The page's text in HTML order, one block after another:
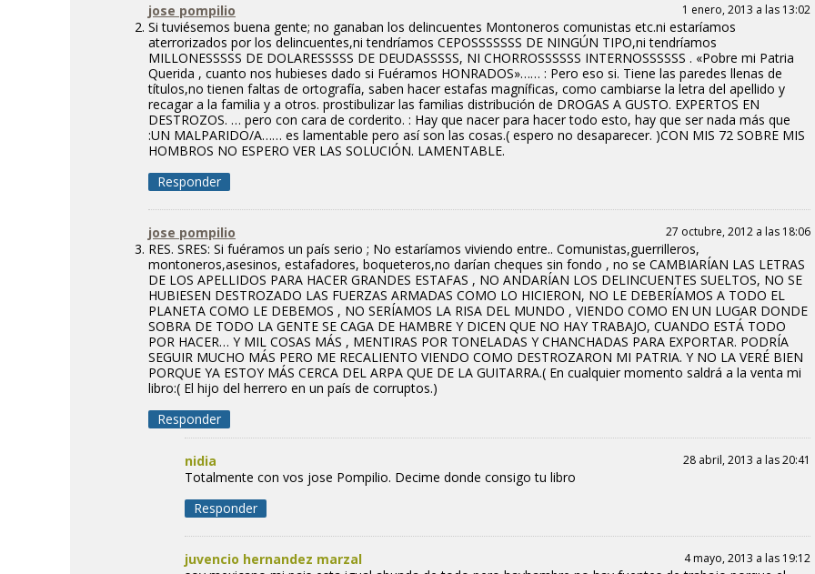
jose pompilio 1 enero, 2013 a las 13:02
Si tuviésemos buena gente; no ganaban los delincuentes Montoneros comunistas etc.ni estaríamos
aterrorizados por los delincuentes,ni tendríamos CEPOSSSSSSS DE NINGÚN TIPO,ni tendríamos
MILLONESSSSS DE DOLARESSSSS DE DEUDASSSSS, NI CHORROSSSSSS INTERNOSSSSSS . «Pobre mi Patria
Querida , cuanto nos hubieses dado si Fuéramos HONRADOS»…… : Pero eso si. Tiene las paredes llenas de
títulos,no tienen faltas de ortografía, saben hacer estafas magníficas, como cambiarse la letra del apellido y
recagar a la familia y a otros. prostibulizar las familias distribución de DROGAS A GUSTO. EXPERTOS EN
DESTROZOS. … pero con cara de corderito. : Hay que nacer para hacer todo esto, hay que ser nada más que
:UN MALPARIDO/A…… es lamentable pero así son las cosas.( espero no desaparecer. )CON MIS 72 SOBRE MIS
HOMBROS NO ESPERO VER LAS SOLUCIÓN. LAMENTABLE.
Responder
jose pompilio 27 octubre, 2012 a las 18:06
RES. SRES: Si fuéramos un país serio ; No estaríamos viviendo entre.. Comunistas,guerrilleros,
montoneros,asesinos, estafadores, boqueteros,no darían cheques sin fondo , no se CAMBIARÍAN LAS LETRAS
DE LOS APELLIDOS PARA HACER GRANDES ESTAFAS , NO ANDARÍAN LOS DELINCUENTES SUELTOS, NO SE
HUBIESEN DESTROZADO LAS FUERZAS ARMADAS COMO LO HICIERON, NO LE DEBERÍAMOS A TODO EL
PLANETA COMO LE DEBEMOS , NO SERÍAMOS LA RISA DEL MUNDO , VIENDO COMO EN UN LUGAR DONDE
SOBRA DE TODO LA GENTE SE CAGA DE HAMBRE Y DICEN QUE NO HAY TRABAJO, CUANDO ESTÁ TODO
POR HACER… Y MIL COSAS MÁS , MENTIRAS POR TONELADAS Y CHANCHADAS PARA EXPORTAR. PODRÍA
SEGUIR MUCHO MÁS PERO ME RECALIENTO VIENDO COMO DESTROZARON MI PATRIA. Y NO LA VERÉ BIEN
PORQUE YA ESTOY MÁS CERCA DEL ARPA QUE DE LA GUITARRA.( En cualquier momento saldrá a la venta mi
libro:( El hijo del herrero en un país de corruptos.)
Responder
nidia 28 abril, 2013 a las 20:41
Totalmente con vos jose Pompilio. Decime donde consigo tu libro
Responder
juvencio hernandez marzal 4 mayo, 2013 a las 19:12